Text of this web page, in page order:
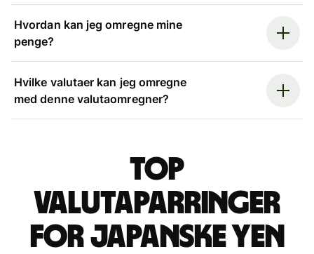
Hvordan kan jeg omregne mine
penge?
Hvilke valutaer kan jeg omregne
med denne valutaomregner?
Top
valutaparringer
for japanske yen